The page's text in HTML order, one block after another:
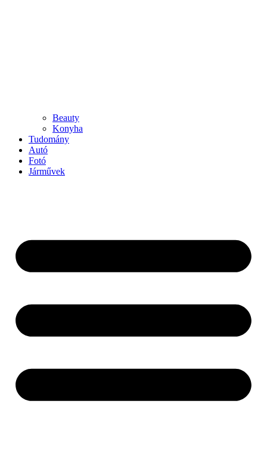
Beauty
Konyha
Tudomány
Autó
Fotó
Járművek